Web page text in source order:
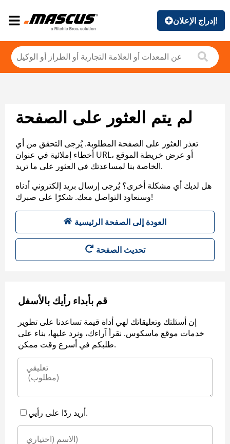
إدراج الإعلان!
لم يتم العثور على الصفحة
تعذر العثور على الصفحة المطلوبة. يُرجى التحقق من أي
أخطاء إملائية في عنوان URL، أو عرض خريطة الموقع
الخاصة بنا لمساعدتك في العثور على ما تريد.
هل لديك أي مشكلة أخرى؟ يُرجى إرسال بريد إلكتروني أدناه
وسنعاود التواصل معك. شكرًا على صبرك!
العودة إلى الصفحة الرئيسية
تحديث الصفحة
قم بأبداء رأيك بالأسفل
إن أسئلتك وتعليقاتك لهي أداة قيمة تساعدنا على تطوير
خدمات موقع ماسكوس. نقرأ آراءك، ونرد عليها، بناء على
طلبكم في أسرع وقت ممكن.
أريد ردًا على رأيي.